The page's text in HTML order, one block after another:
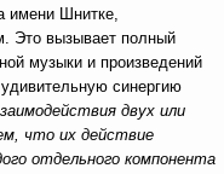
имени Шнитке,
Это вызывает полный
музыки и произведений
синергию
двух или
что их действие
отдельного компонента